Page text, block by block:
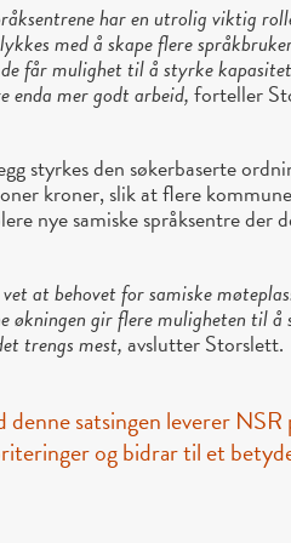
har en utrolig viktig
med å skape flere
får mulighet til å styrke
enda mer godt arbeid,forteller
styrkes den søkerbaserte
kroner, slik at flere
nye samiske språksentre der
at behovet for samiske
økningen gir flere muligheten til
trengs mest,avslutter Storslett.
denne satsingen leverer NSR
og bidrar til et